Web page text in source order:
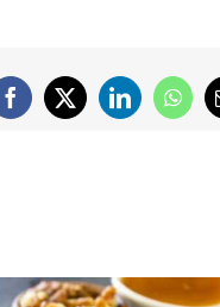
Facebook
X LinkedIn